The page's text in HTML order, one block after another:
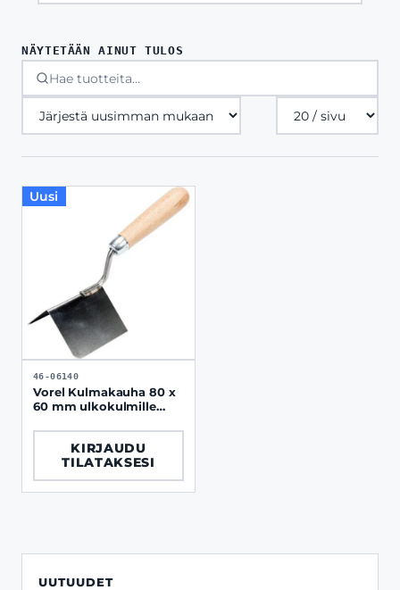
UUTUUDET
NÄYTETÄÄN AINUT TULOS
Tuotteita
sivulla
Uusi
46-06140
Vorel Kulmakauha 80 x
60 mm ulkokulmille
KIRJAUDU
TILATAKSESI